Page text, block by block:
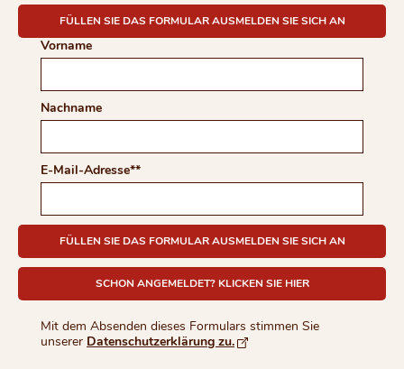
COMPLETE THE FORM TO
FÜLLEN SIE DAS FORMULAR AUSMELDEN SIE SICH AN
Vorname
Nachname
E-Mail-Adresse*
FÜLLEN SIE DAS FORMULAR AUSMELDEN SIE SICH AN
SCHON ANGEMELDET? KLICKEN SIE HIER
Mit dem Absenden dieses Formulars stimmen Sie
unserer Datenschutzerklärung zu.Öffnet in einem neuen